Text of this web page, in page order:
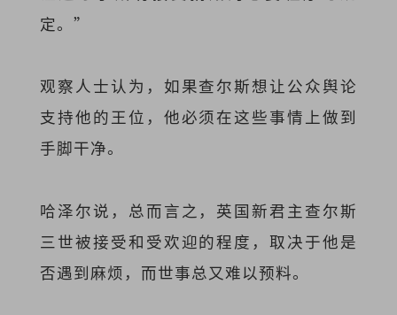
定。”
观察人士认为，如果查尔斯想让公众舆论
支持他的王位，他必须在这些事情上做到
手脚干净。
哈泽尔说，总而言之，英国新君主查尔斯
三世被接受和受欢迎的程度，取决于他是
否遇到麻烦，而世事总又难以预料。